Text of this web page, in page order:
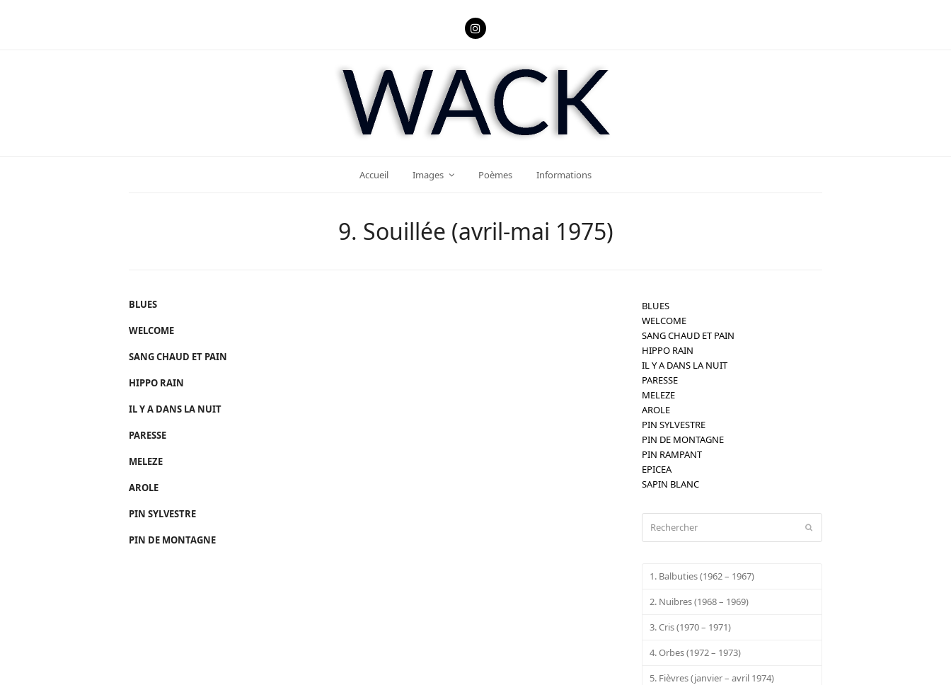
Instagram
Accueil Images Poèmes Informations
9. Souillée (avril-mai 1975)
BLUES
WELCOME
SANG CHAUD ET PAIN
HIPPO RAIN
IL Y A DANS LA NUIT
PARESSE
MELEZE
AROLE
PIN SYLVESTRE
PIN DE MONTAGNE
BLUES
WELCOME
SANG CHAUD ET PAIN
HIPPO RAIN
IL Y A DANS LA NUIT
PARESSE
MELEZE
AROLE
PIN SYLVESTRE
PIN DE MONTAGNE
PIN RAMPANT
EPICEA
SAPIN BLANC
1. Balbuties (1962 – 1967)
2. Nuibres (1968 – 1969)
3. Cris (1970 – 1971)
4. Orbes (1972 – 1973)
5. Fièvres (janvier – avril 1974)